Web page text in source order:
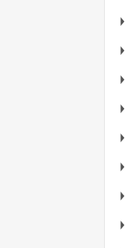
▶
▶
▶
▶
▶
▶
▶
▶